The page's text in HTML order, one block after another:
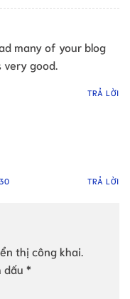
many of your blog
very good.
TRẢ LỜI
TRẢ LỜI
thị công khai.
dấu *